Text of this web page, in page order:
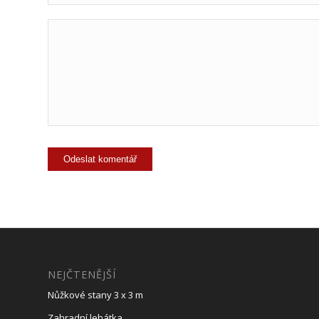
NEJČTENĚJŠÍ
Nůžkové stany 3 x 3 m